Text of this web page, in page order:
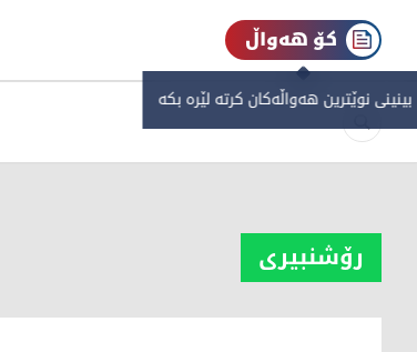
کۆ هەواڵ
نوێترین هەواڵەکان کرتە لێرە بکە
رۆشنبیری